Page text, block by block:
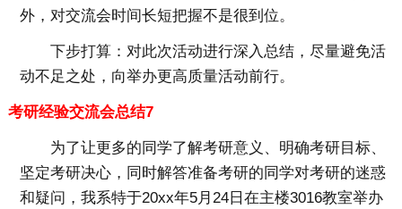
外，对交流会时间长短把握不是很到位。
下步打算：对此次活动进行深入总结，尽量避免活
动不足之处，向举办更高质量活动前行。
考研经验交流会总结7
为了让更多的同学了解考研意义、明确考研目标、
坚定考研决心，同时解答准备考研的同学对考研的迷惑
和疑问，我系特于20xx年5月24日在主楼3016教室举办